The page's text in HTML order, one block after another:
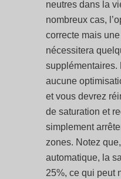
neutres dans la
nombreux cas,
correcte mais
nécessitera
supplémentaires.
aucune
et vous devrez
de saturation et
simplement
zones. Notez
automatique, la
25%, ce qui peut